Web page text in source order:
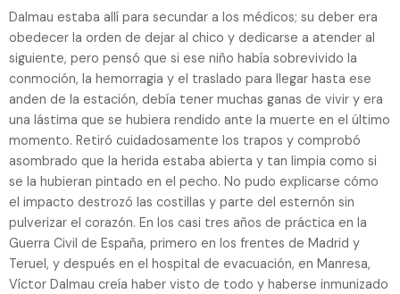
Dalmau estaba allí para secundar a los médicos; su deber era
obedecer la orden de dejar al chico y dedicarse a atender al
siguiente, pero pensó que si ese niño había sobrevivido la
conmoción, la hemorragia y el traslado para llegar hasta ese
anden de la estación, debía tener muchas ganas de vivir y era
una lástima que se hubiera rendido ante la muerte en el último
momento. Retiró cuidadosamente los trapos y comprobó
asombrado que la herida estaba abierta y tan limpia como si
se la hubieran pintado en el pecho. No pudo explicarse cómo
el impacto destrozó las costillas y parte del esternón sin
pulverizar el corazón. En los casi tres años de práctica en la
Guerra Civil de España, primero en los frentes de Madrid y
Teruel, y después en el hospital de evacuación, en Manresa,
Víctor Dalmau creía haber visto de todo y haberse inmunizado